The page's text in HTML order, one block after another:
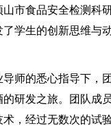
市食品安全检测科
学生的创新思维与
的悉心指导下，
研发之旅。团队成
，经过无数次的试